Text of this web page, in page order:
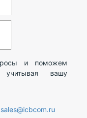
и поможем
вашу
sales@icbcom.ru